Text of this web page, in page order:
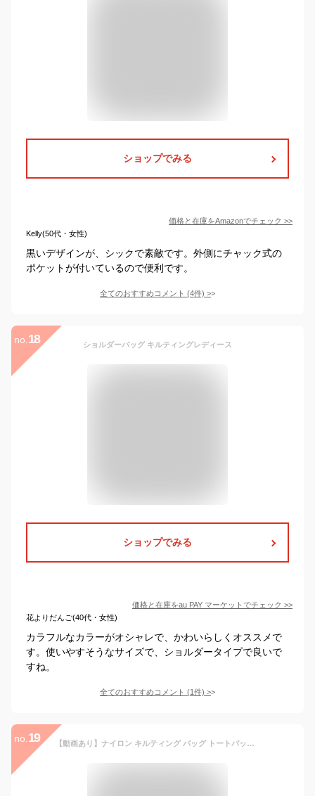
ショップでみる
価格と在庫をAmazonでチェック >>
Kelly(50代・女性)
黒いデザインが、シックで素敵です。外側にチャック式の
ポケットが付いているので便利です。
全てのおすすめコメント (4件) >
no. 18 ショルダーバッグ キルティングレディース
ショップでみる
価格と在庫をau PAY マーケット でチェック >>
花よりだんご(40代・女性)
カラフルなカラーがオシャレで、かわいらしくオススメで
す。使いやすそうなサイズで、ショルダータイプで良いで
すね。
全てのおすすめコメント (1件) >
no. 19 【動画あり】ナイロン キルティング バッグ トートバッグ 軽量 ファスナー付き ショルダーバッグ レディース 大きめ a4 大人 マザーズバッグ 旅行バッグ 通勤 大容量 斜めがけ ジムバッグ おしゃれ OTONA 上品 撥水 ブランド grande grace グランデグレイス